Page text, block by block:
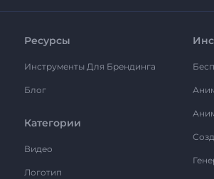
Ресурсы
Инструменты Для Брендинга
Блог
Категории
Видео
Логотип